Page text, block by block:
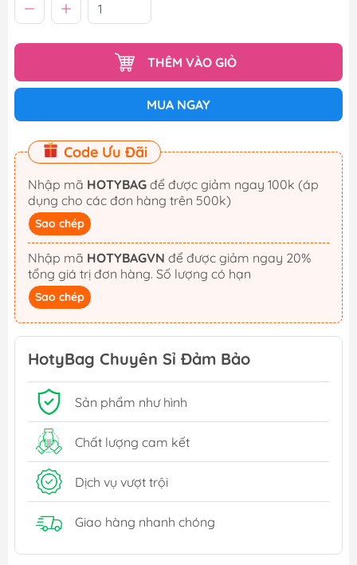
THÊM VÀO GIỎ
MUA NGAY
Code Ưu Đãi
Nhập mã HOTYBAG
dụng cho các đơn hàng trên 500k)
Sao chép
Nhập mã HOTYBAGVN
tổng giá trị đơn hàng. Số lượng có hạn
Sao chép
HotyBag Chuyên Sỉ Đảm Bảo
Sản phẩm như hình
Chất lượng cam kết
Dịch vụ vượt trội
Giao hàng nhanh chóng